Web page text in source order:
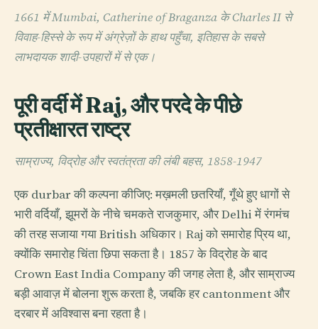
1661 में Mumbai, Catherine of Braganza के Charles II से
विवाह-हिस्से के रूप में अंग्रेज़ों के हाथ पहुँचा, इतिहास के सबसे
लाभदायक शादी-उपहारों में से एक।
पूरी वर्दी में Raj, और परदे के पीछे
प्रतीक्षारत राष्ट्र
साम्राज्य, विद्रोह और स्वतंत्रता की लंबी बहस, 1858-1947
एक durbar की कल्पना कीजिए: मख़मली छतरियाँ, गूँथे हुए धागों से
भारी वर्दियाँ, झूमरों के नीचे चमकते राजकुमार, और Delhi में रंगमंच
की तरह सजाया गया British अधिकार। Raj को समारोह प्रिय था,
क्योंकि समारोह चिंता छिपा सकता है। 1857 के विद्रोह के बाद
Crown East India Company की जगह लेता है, और साम्राज्य
बड़ी आवाज़ में बोलना शुरू करता है, जबकि हर cantonment और
दरबार में अविश्वास बना रहता है।